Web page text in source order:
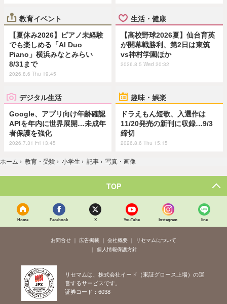
教育イベント
【夏休み2026】ピアノ未経験
でも楽しめる「AI Duo
Piano」横浜みなとみらい
8/31まで
2026.8.6 Thu 19:45
生活・健康
【高校野球2026夏】仙台育英
が開幕戦勝利、第2日は東筑
vs神村学園ほか
2026.8.5 Wed 20:32
デジタル生活
Google、アプリ向け年齢確認
APIを年内に世界展開…未成年
者保護を強化
2026.7.31 Fri 13:45
趣味・娯楽
ドラえもん短歌、入選作は
11/20発売の新刊に収録…9/3
締切
2026.8.6 Thu 15:15
ホーム › 教育・受験 › 小学生 › 記事 › 写真・画像
TOP
Home Facebook X YouTube Instagram line
お問合せ 広告掲載 会社概要
リセマムについて
個人情報保護方針
リセマムは、株式会社イード（東証グロース上場）の運
営するサービスです。
証券コード：6038